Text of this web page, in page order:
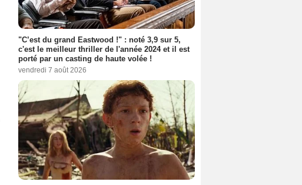
"C’est du grand Eastwood !" : noté 3,9 sur 5,
c'est le meilleur thriller de l'année 2024 et il est
porté par un casting de haute volée !
vendredi 7 août 2026